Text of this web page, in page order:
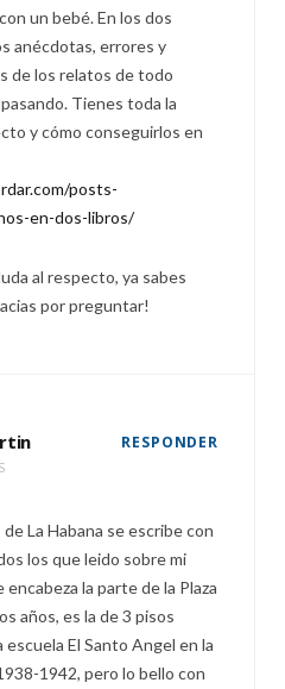
un bebé. En los dos
anécdotas, errores y
de los relatos de todo
Tienes toda la
y cómo conseguirlos en
posts-
en-dos-libros/
al respecto, ya sabes
por preguntar!
RESPONDER
La Habana se escribe con
los que leido sobre mi
la parte de la Plaza
años, es la de 3 pisos
escuela El Santo Angel en la
1942, pero lo bello con